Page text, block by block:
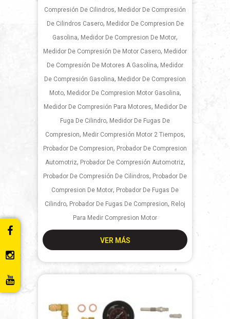
Compresión De Cilindros, Medidor De Compresión
De Cilindros Casero, Medidor De Compresion De
Gasolina, Medidor De Compresion De Motor,
Medidor De Compresión De Motor Casero, Medidor
De Compresión De Motores A Gasolina, Medidor
De Compresión Gasolina, Medidor De Compresion
Moto, Medidor De Compresion Motor Gasolina,
Medidor De Compresión Para Motores, Medidor De
Fuga De Cilindro, Medidor De Fugas De
Compresion, Medir Compresión Motor 2 Tiempos,
Probador De Compresion, Probador De Compresion
Automotriz, Probador De Compresión Automotriz,
Probador De Compresión De Cilindros, Probador De
Compresion De Motor, Probador De Fugas De
Cilindro, Probador De Fugas De Compresion, Reloj
Para Medir Compresion Motor
VER MÁS